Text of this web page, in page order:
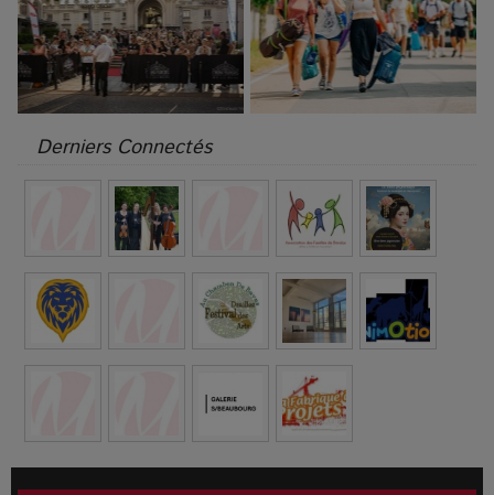
Derniers Connectés